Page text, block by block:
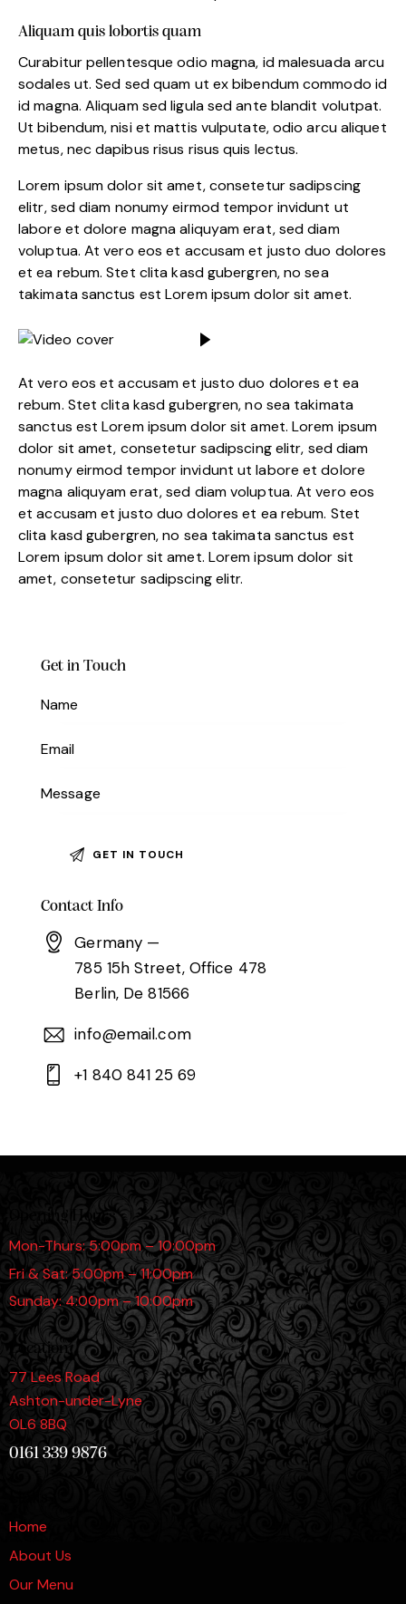
Aliquam quis lobortis quam
Curabitur pellentesque odio magna, id malesuada arcu
sodales ut. Sed sed quam ut ex bibendum commodo id
id magna. Aliquam sed ligula sed ante blandit volutpat.
Ut bibendum, nisi et mattis vulputate, odio arcu aliquet
metus, nec dapibus risus risus quis lectus.
Lorem ipsum dolor sit amet, consetetur sadipscing
elitr, sed diam nonumy eirmod tempor invidunt ut
labore et dolore magna aliquyam erat, sed diam
voluptua. At vero eos et accusam et justo duo dolores
et ea rebum. Stet clita kasd gubergren, no sea
takimata sanctus est Lorem ipsum dolor sit amet.
At vero eos et accusam et justo duo dolores et ea
rebum. Stet clita kasd gubergren, no sea takimata
sanctus est Lorem ipsum dolor sit amet. Lorem ipsum
dolor sit amet, consetetur sadipscing elitr, sed diam
nonumy eirmod tempor invidunt ut labore et dolore
magna aliquyam erat, sed diam voluptua. At vero eos
et accusam et justo duo dolores et ea rebum. Stet
clita kasd gubergren, no sea takimata sanctus est
Lorem ipsum dolor sit amet. Lorem ipsum dolor sit
amet, consetetur sadipscing elitr.
Get in Touch
Contact Info
Germany —
785 15h Street, Office 478
Berlin, De 81566
info@email.com
+1 840 841 25 69
Opening Hours
Mon-Thurs: 5:00pm – 10:00pm
Fri & Sat: 5:00pm – 11:00pm
Sunday: 4:00pm – 10:00pm
Location
77 Lees Road
Ashton-under-Lyne
OL6 8BQ
0161 339 9876
Home
About Us
Our Menu